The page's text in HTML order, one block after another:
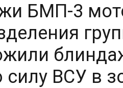
БМП-3
ВСУ в